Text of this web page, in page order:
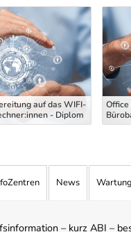
auf das WIFI-
- Diplom
Office
News
– kurz ABI –